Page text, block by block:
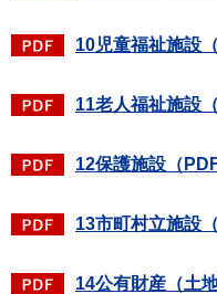
10児童福祉施設
11老人福祉施設
12保護施設（
13市町村立施設
14公有財産（土